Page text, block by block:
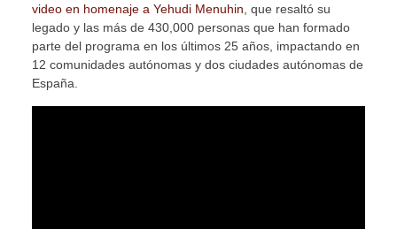
video en homenaje a Yehudi Menuhin, que resaltó su
legado y las más de 430,000 personas que han formado
parte del programa en los últimos 25 años, impactando en
12 comunidades autónomas y dos ciudades autónomas de
España.